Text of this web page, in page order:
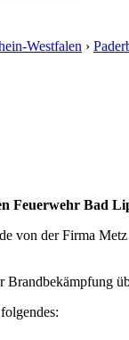
Westfalen ›
Feuerwehr Bad
von der Firma